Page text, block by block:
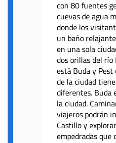
con 80 fuentes
cuevas de agua
donde los
un baño
en una sola
dos orillas del
está Buda y Pest
de la ciudad
diferentes. Buda
la ciudad.
viajeros podrán
Castillo y
empedradas que